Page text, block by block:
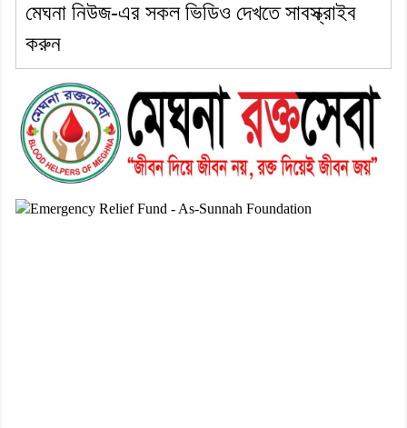
৬। জেলা পুলিশ সুপার থেকে সম্মাননা পেলেন
৭। দাউদকান্দিতে উপজেলা আইন-শৃঙ্খলা
কমিটির মাসিক সভা অনুষ্ঠিত
৮। দাউদকান্দিতে মুচি সম্প্রদায়ের খোঁজখবর
মেঘনা নিউজ-এর সকল ভিডিও দেখতে সাবস্ক্রাইব
করুন